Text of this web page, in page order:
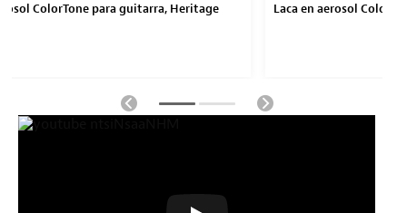
ColorTone para guitarra, Heritage Laca en aerosol